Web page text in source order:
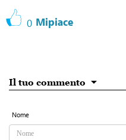
0 Mipiace
Il tuo commento
Nome